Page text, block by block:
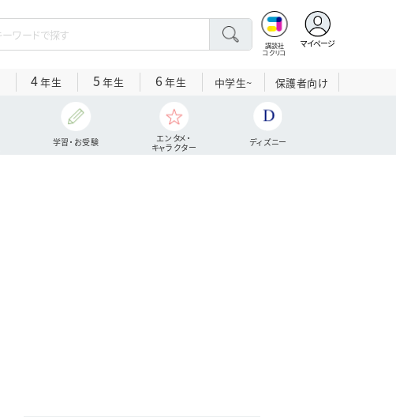
講談社
コクリコ
マイページ
4年生 5 年生 6 年生 中学生~ 保護者向け
学習・お受験
エンタメ・
キャラクター
ディズニー